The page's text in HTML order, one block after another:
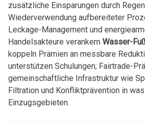
zusätzliche Einsparungen durch
Wiederverwendung aufbereiteter
Leckage-Management und
Handelsakteure verankern Wasser-
koppeln Prämien an messbare
unterstützen Schulungen; Fairtrade-
gemeinschaftliche Infrastruktur wie
Filtration und Konfliktprävention in
Einzugsgebieten.